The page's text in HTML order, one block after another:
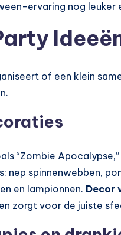
ervaring nog leuker
of een klein
“Zombie Apocalypse,”
nep spinnenwebben,
en lampionnen. Decor
zorgt voor de juiste